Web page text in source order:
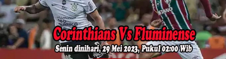
SLOT
CASINO